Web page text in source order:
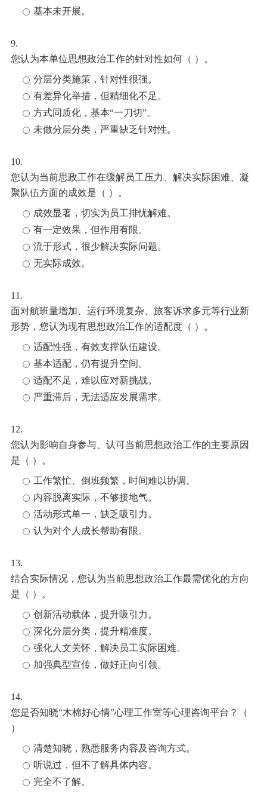
基本未开展。
9.
您认为本单位思想政治工作的针对性如何（ ）。
分层分类施策，针对性很强。
有差异化举措，但精细化不足。
方式同质化，基本“一刀切”。
未做分层分类，严重缺乏针对性。
10.
您认为当前思政工作在缓解员工压力、解决实际困难、凝
聚队伍方面的成效是（ ）。
成效显著，切实为员工排忧解难。
有一定效果，但作用有限。
流于形式，很少解决实际问题。
无实际成效。
11.
面对航班量增加、运行环境复杂、旅客诉求多元等行业新
形势，您认为现有思想政治工作的适配度（ ）。
适配性强，有效支撑队伍建设。
基本适配，仍有提升空间。
适配不足，难以应对新挑战。
严重滞后，无法适应发展需求。
12.
您认为影响自身参与、认可当前思想政治工作的主要原因
是（ ）。
工作繁忙、倒班频繁，时间难以协调。
内容脱离实际，不够接地气。
活动形式单一，缺乏吸引力。
认为对个人成长帮助有限。
13.
结合实际情况，您认为当前思想政治工作最需优化的方向
是（ ）。
创新活动载体，提升吸引力。
深化分层分类，提升精准度。
强化人文关怀，解决员工实际困难。
加强典型宣传，做好正向引领。
14.
您是否知晓“木棉好心情”心理工作室等心理咨询平台？（
）
清楚知晓，熟悉服务内容及咨询方式。
听说过，但不了解具体内容。
完全不了解。